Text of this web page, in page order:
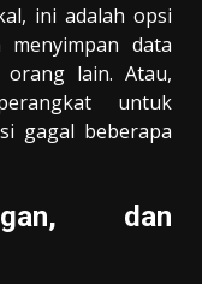
ini adalah opsi
data
lain. Atau,
untuk
gagal beberapa
dan